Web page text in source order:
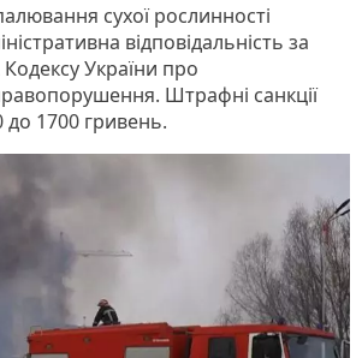
сухої рослинності
відповідальність за
України про
Штрафні санкції
до 1700 гривень.